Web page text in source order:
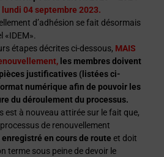
04 septembre 2023.
d’adhésion se fait désormais
«IDEM».
étapes décrites ci-dessous, MAIS
, les membres doivent
justificatives (listées ci-
numérique afin de pouvoir les
du déroulement du processus.
est à nouveau attirée sur le fait que,
de renouvellement
en cours de route et doit
terme sous peine de devoir le